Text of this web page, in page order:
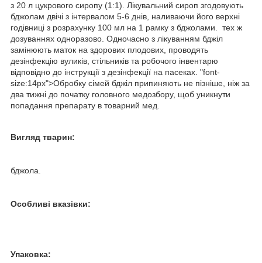
з 20 л цукрового сиропу (1:1). Лікувальний сироп згодовують
бджолам двічі з інтервалом 5-6 днів, наливаючи його верхні
годівниці з розрахунку 100 мл на 1 рамку з бджолами. тех ж
дозуваннях одноразово. Одночасно з лікуванням бджіл
замінюють маток на здорових плодових, проводять
дезінфекцію вуликів, стільників та робочого інвентарю
відповідно до інструкції з дезінфекції на пасеках. "font-
size:14px">Обробку сімей бджіл припиняють не пізніше, ніж за
два тижні до початку головного медозбору, щоб уникнути
попадання препарату в товарний мед.
Вигляд тварин:
бджола.
Особливі вказівки:
Упаковка: